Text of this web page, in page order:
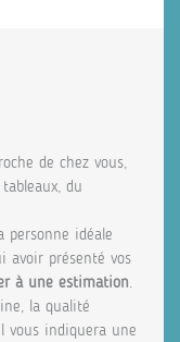
de chez vous,
du
personne idéale
avoir présenté vos
à une estimation.
la qualité
vous indiquera une